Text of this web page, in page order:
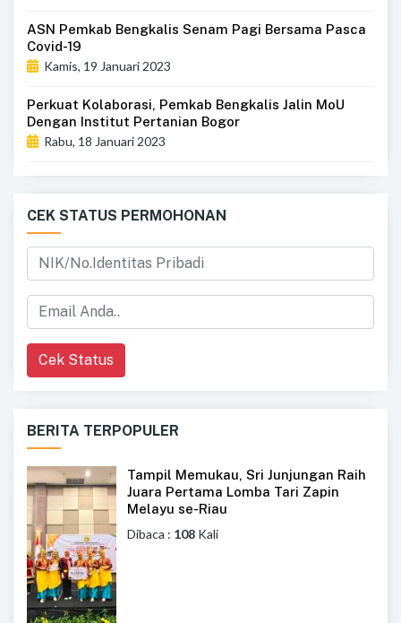
ASN Pemkab Bengkalis Senam Pagi Bersama Pasca
Covid-19
Kamis, 19 Januari 2023
Perkuat Kolaborasi, Pemkab Bengkalis Jalin MoU
Dengan Institut Pertanian Bogor
Rabu, 18 Januari 2023
CEK STATUS PERMOHONAN
Cek Status
BERITA TERPOPULER
Tampil Memukau, Sri Junjungan Raih
Juara Pertama Lomba Tari Zapin
Melayu se-Riau
Dibaca : 108 Kali